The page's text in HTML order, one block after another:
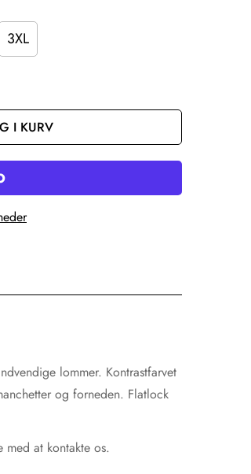
3XL
I KURV
lommer. Kontrastfarvet
og forneden. Flatlock
at kontakte os.